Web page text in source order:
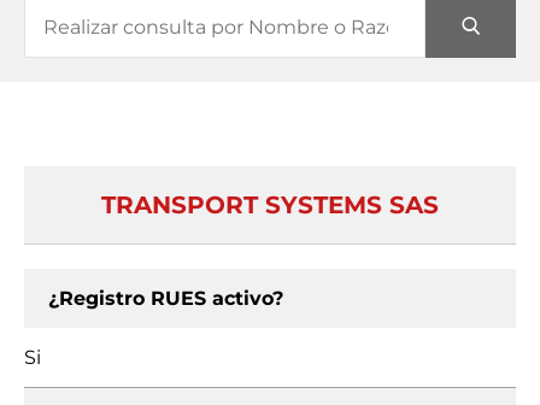
TRANSPORT SYSTEMS SAS
¿Registro RUES activo?
Si